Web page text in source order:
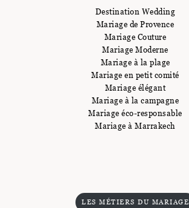
Destination Wedding
Mariage de Provence
Mariage Couture
Mariage Moderne
Mariage à la plage
Mariage en petit comité
Mariage élégant
Mariage à la campagne
Mariage éco-responsable
Mariage à Marrakech
LES MÉTIERS DU MARIAGE